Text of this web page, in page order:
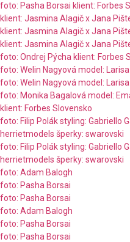
foto: Pasha Borsai klient: Forbes
klient: Jasmina Alagič x Jana
klient: Jasmina Alagič x Jana
klient: Jasmina Alagič x Jana
foto: Ondrej Pýcha klient: Forbes
foto: Welin Nagyová model:
foto: Welin Nagyová model:
foto: Monika Bagalová model:
klient: Forbes Slovensko
foto: Filip Polák styling: Gabriello
herrietmodels šperky: swarovski
foto: Filip Polák styling: Gabriello
herrietmodels šperky: swarovski
foto: Adam Balogh
foto: Pasha Borsai
foto: Pasha Borsai
foto: Adam Balogh
foto: Pasha Borsai
foto: Pasha Borsai